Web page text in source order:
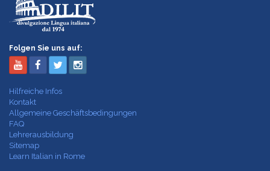
Folgen Sie uns auf:
Hilfreiche Infos
Kontakt
Allgemeine Geschäftsbedingungen
FAQ
Lehrerausbildung
Sitemap
Learn Italian in Rome